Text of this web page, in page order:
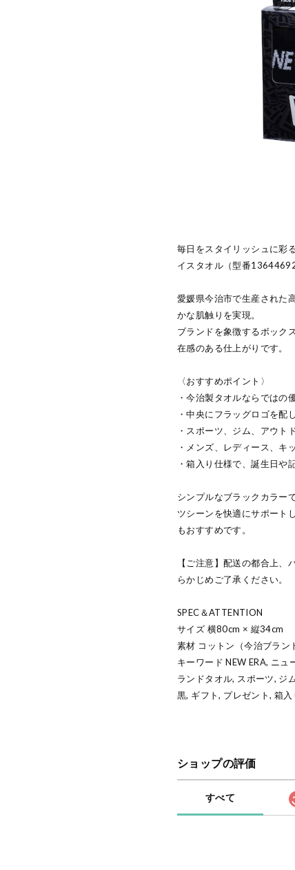
毎日をスタイリッシュに彩
イスタオル（型番13644692
愛媛県今治市で生産された
かな肌触りを実現。
ブランドを象徴するボック
在感のある仕上がりです。
〈おすすめポイント〉
・今治製タオルならではの
・中央にフラッグロゴを配
・スポーツ、ジム、アウト
・メンズ、レディース、キ
・箱入り仕様で、誕生日や
シンプルなブラックカラー
ツシーンを快適にサポート
もおすすめです。
【ご注意】配送の都合上
らかじめご了承ください。
SPEC＆ATTENTION
サイズ 横80cm × 縦34cm
素材 コットン（今治ブラン
キーワード NEW ERA, ニ
ランドタオル, スポーツ, ジ
黒, ギフト, プレゼント, 箱
ショップの評価
すべて